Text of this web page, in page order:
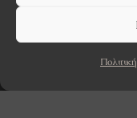
Επικοινωνία